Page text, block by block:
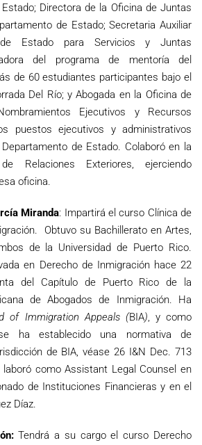
Directora de la Oficina de Juntas
de Estado; Secretaria Auxiliar
Estado para Servicios y Juntas
del programa de mentoría del
de 60 estudiantes participantes bajo el
Del Río; y Abogada en la Oficina de
Ejecutivos y Recursos
puestos ejecutivos y administrativos
de Estado. Colaboró en la
Relaciones Exteriores, ejerciendo
oficina.
Miranda: Impartirá el curso Clínica de
Obtuvo su Bachillerato en Artes,
de la Universidad de Puerto Rico.
en Derecho de Inmigración hace 22
del Capítulo de Puerto Rico de la
de Abogados de Inmigración. Ha
of Immigration Appeals (BIA) , y como
ha establecido una normativa de
de BIA, véase 26 I&N Dec. 713
como Assistant Legal Counsel en
de Instituciones Financieras y en el
Díaz.
Tendrá a su cargo el curso Derecho